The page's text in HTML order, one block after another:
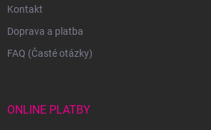
Kontakt
Doprava a platba
FAQ (Časté otázky)
ONLINE PLATBY